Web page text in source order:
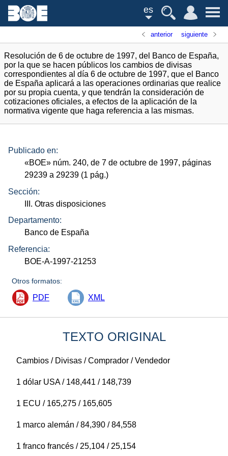
es
anterior siguiente
Resolución de 6 de octubre de 1997, del Banco de España,
por la que se hacen públicos los cambios de divisas
correspondientes al día 6 de octubre de 1997, que el Banco
de España aplicará a las operaciones ordinarias que realice
por su propia cuenta, y que tendrán la consideración de
cotizaciones oficiales, a efectos de la aplicación de la
normativa vigente que haga referencia a las mismas.
Publicado en:
«BOE» núm. 240, de 7 de octubre de 1997, páginas
29239 a 29239 (1 pág.)
Sección:
III. Otras disposiciones
Departamento:
Banco de España
Referencia:
BOE-A-1997-21253
Otros formatos:
PDF XML
TEXTO ORIGINAL
Cambios / Divisas / Comprador / Vendedor
1 dólar USA / 148,441 / 148,739
1 ECU / 165,275 / 165,605
1 marco alemán / 84,390 / 84,558
1 franco francés / 25,104 / 25,154